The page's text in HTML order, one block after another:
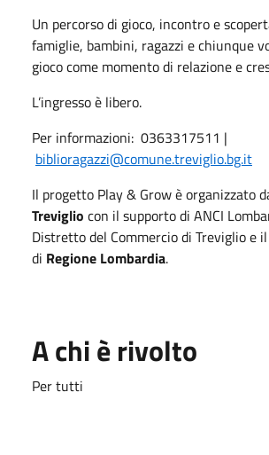
Un percorso di gioco, incontro e
famiglie, bambini, ragazzi e chiunque
gioco come momento di relazione e
L’ingresso è libero.
Per informazioni: 0363317511 |
biblioragazzi@comune.treviglio.bg.it
Il progetto Play & Grow è organizzato
Treviglio con il supporto di ANCI
Distretto del Commercio di Treviglio e
di Regione Lombardia.
A chi è rivolto
Per tutti